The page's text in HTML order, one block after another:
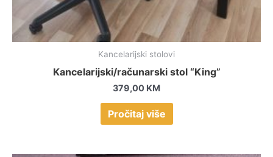
Kancelarijski stolovi
Kancelarijski/računarski stol “King”
379,00 KM
Pročitaj više